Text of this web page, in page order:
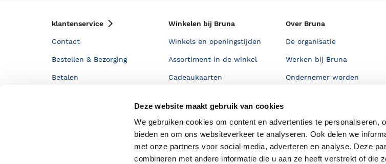
Deze website maakt gebruik van cookies
We gebruiken cookies om content en advertenties te personaliseren,
bieden en om ons websiteverkeer te analyseren. Ook delen we
met onze partners voor social media, adverteren en analyse. Deze
combineren met andere informatie die u aan ze heeft verstrekt of die
klantenservice
Contact
Bestellen & Bezorging
Betalen
Zakelijk boeken bestellen
Winkelen bij Bruna
Winkels en openingstijden
Assortiment in de winkel
Cadeaukaarten
Staatsloterij
ING Servicepunten
Over Bruna
De organisatie
Werken bij Bruna
Ondernemer worden
Statement
Discriminerende boeken